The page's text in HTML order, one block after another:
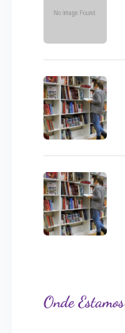
Onde Estamos